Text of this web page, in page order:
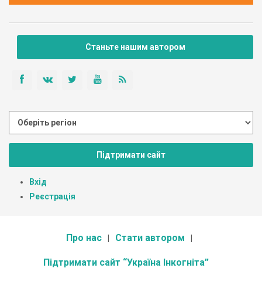
Станьте нашим автором
Підтримати сайт
Вхід
Реєстрація
Про нас Стати автором
Підтримати сайт “Україна Інкогніта”